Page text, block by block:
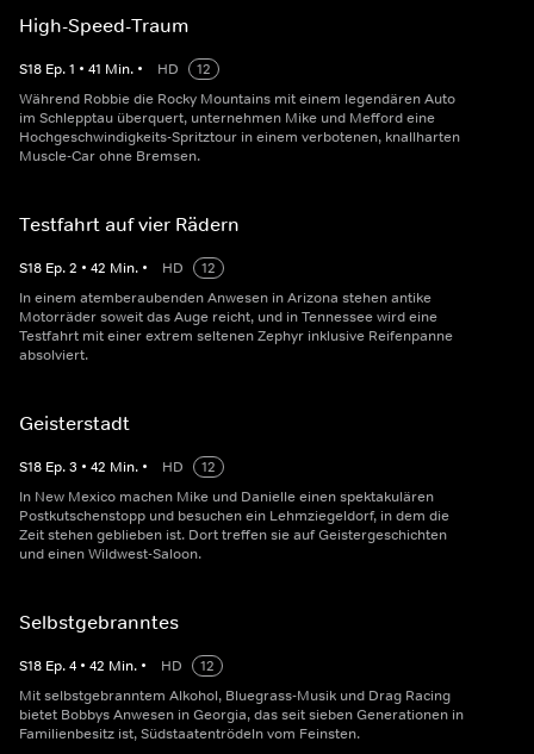
High-Speed-Traum
S18 Ep.1 • 41 Min. • HD
12
Während Robbie die Rocky Mountains mit einem legendären Auto
im Schlepptau überquert, unternehmen Mike und Mefford eine
Hochgeschwindigkeits-Spritztour in einem verbotenen, knallharten
Muscle-Car ohne Bremsen.
Testfahrt auf vier Rädern
S18 Ep.2 • 42 Min. • HD
12
In einem atemberaubenden Anwesen in Arizona stehen antike
Motorräder soweit das Auge reicht, und in Tennessee wird eine
Testfahrt mit einer extrem seltenen Zephyr inklusive Reifenpanne
absolviert.
Geisterstadt
S18 Ep.3 • 42 Min. • HD
12
In New Mexico machen Mike und Danielle einen spektakulären
Postkutschenstopp und besuchen ein Lehmziegeldorf, in dem die
Zeit stehen geblieben ist. Dort treffen sie auf Geistergeschichten
und einen Wildwest-Saloon.
Selbstgebranntes
S18 Ep.4 • 42 Min. • HD
12
Mit selbstgebranntem Alkohol, Bluegrass-Musik und Drag Racing
bietet Bobbys Anwesen in Georgia, das seit sieben Generationen in
Familienbesitz ist, Südstaatentrödeln vom Feinsten.